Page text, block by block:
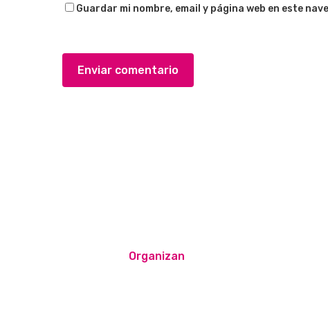
Guardar mi nombre, email y página web en este
Organizan